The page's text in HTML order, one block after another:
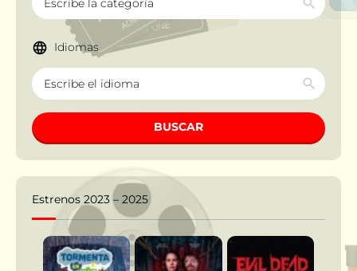
Idiomas
BUSCAR
Estrenos 2023 – 2025